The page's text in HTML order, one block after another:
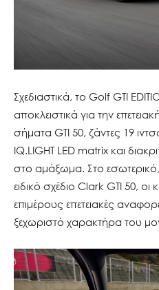
Σχεδιαστικά, το Golf GTI
αποκλειστικά για την
σήματα GTI 50, ζάντες 19
IQ.LIGHT LED matrix και
στο αμάξωμα. Στο
ειδικό σχέδιο Clark GTI 50, οι
επιμέρους επετειακές
ξεχωριστό χαρακτήρα του